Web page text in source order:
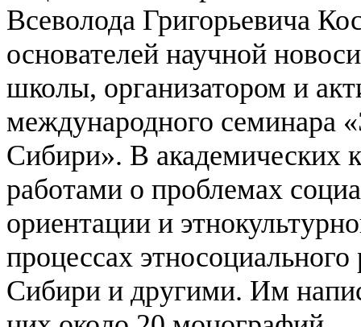
Всеволода Григорьевича
основателей научной
школы, организатором и
международного семинара
Сибири». В академических
работами о проблемах
ориентации и
процессах
Сибири и другими. Им